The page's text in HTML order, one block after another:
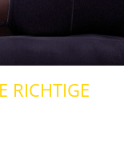
RICHTIGE